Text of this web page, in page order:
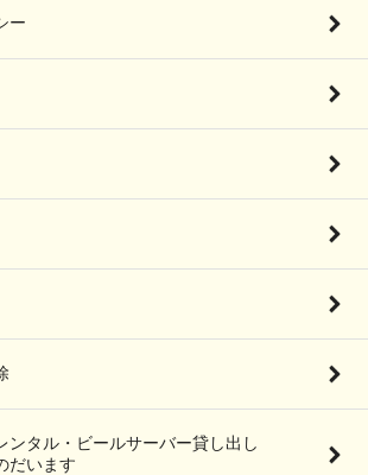
ー
ンタル・ビールサーバー貸し出し
だいます